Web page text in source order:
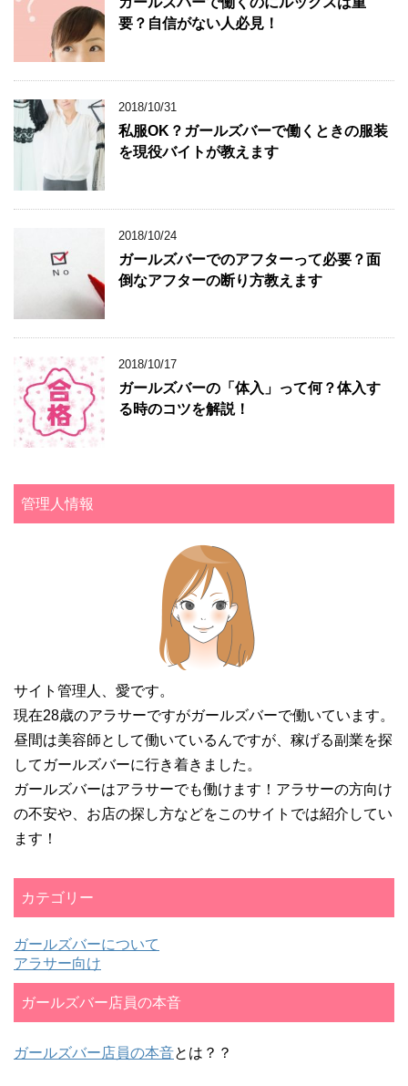
要？自信がない人必見！
2018/10/31
私服OK？ガールズバーで働くときの服装
を現役バイトが教えます
2018/10/24
ガールズバーでのアフターって必要？面
倒なアフターの断り方教えます
2018/10/17
ガールズバーの「体入」って何？体入す
る時のコツを解説！
管理人情報
サイト管理人、愛です。
現在28歳のアラサーですがガールズバーで働いています。
昼間は美容師として働いているんですが、稼げる副業を探
してガールズバーに行き着きました。
ガールズバーはアラサーでも働けます！アラサーの方向け
の不安や、お店の探し方などをこのサイトでは紹介してい
ます！
カテゴリー
ガールズバーについて
アラサー向け
ガールズバー店員の本音
ガールズバー店員の本音とは？？